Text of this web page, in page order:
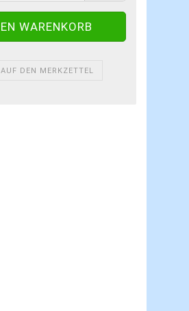
AUF DEN MERKZETTEL